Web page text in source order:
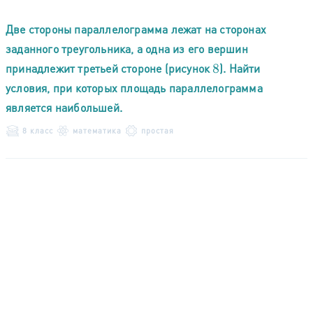
Две стороны параллелограмма лежат на сторонах
заданного треугольника, а одна из его вершин
принадлежит третьей стороне (рисунок8). Найти
условия, при которых площадь параллелограмма
является наибольшей.
8 класс математика простая